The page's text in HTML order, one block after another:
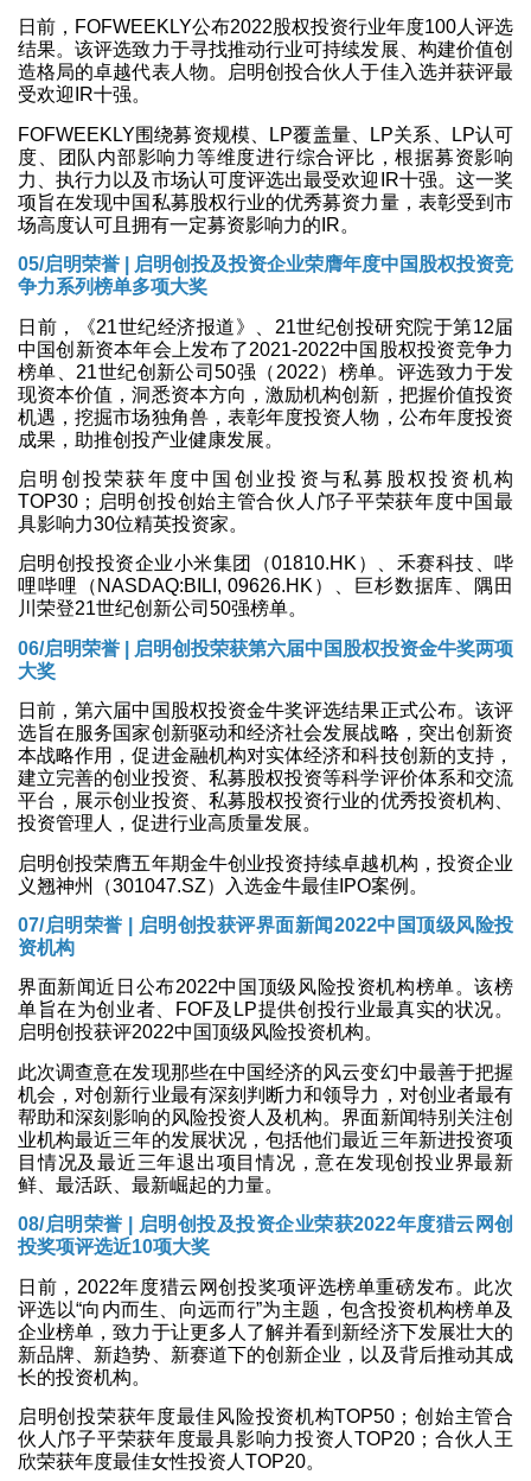
日前，FOFWEEKLY公布2022股权投资行业年度100人评选
结果。该评选致力于寻找推动行业可持续发展、构建价值创
造格局的卓越代表人物。启明创投合伙人于佳入选并获评最
受欢迎IR十强。
FOFWEEKLY围绕募资规模、LP覆盖量、LP关系、LP认可
度、团队内部影响力等维度进行综合评比，根据募资影响
力、执行力以及市场认可度评选出最受欢迎IR十强。这一奖
项旨在发现中国私募股权行业的优秀募资力量，表彰受到市
场高度认可且拥有一定募资影响力的IR。
05/启明荣誉 | 启明创投及投资企业荣膺年度中国股权投资竞
争力系列榜单多项大奖
日前，《21世纪经济报道》、21世纪创投研究院于第12届
中国创新资本年会上发布了2021-2022中国股权投资竞争力
榜单、21世纪创新公司50强（2022）榜单。评选致力于发
现资本价值，洞悉资本方向，激励机构创新，把握价值投资
机遇，挖掘市场独角兽，表彰年度投资人物，公布年度投资
成果，助推创投产业健康发展。
启明创投荣获年度中国创业投资与私募股权投资机构
TOP30；启明创投创始主管合伙人邝子平荣获年度中国最
具影响力30位精英投资家。
启明创投投资企业小米集团（01810.HK）、禾赛科技、哔
哩哔哩（NASDAQ:BILI, 09626.HK）、巨杉数据库、隅田
川荣登21世纪创新公司50强榜单。
06/启明荣誉 | 启明创投荣获第六届中国股权投资金牛奖两项
大奖
日前，第六届中国股权投资金牛奖评选结果正式公布。该评
选旨在服务国家创新驱动和经济社会发展战略，突出创新资
本战略作用，促进金融机构对实体经济和科技创新的支持，
建立完善的创业投资、私募股权投资等科学评价体系和交流
平台，展示创业投资、私募股权投资行业的优秀投资机构、
投资管理人，促进行业高质量发展。
启明创投荣膺五年期金牛创业投资持续卓越机构，投资企业
义翘神州（301047.SZ）入选金牛最佳IPO案例。
07/启明荣誉 | 启明创投获评界面新闻2022中国顶级风险投
资机构
界面新闻近日公布2022中国顶级风险投资机构榜单。该榜
单旨在为创业者、FOF及LP提供创投行业最真实的状况。
启明创投获评2022中国顶级风险投资机构。
此次调查意在发现那些在中国经济的风云变幻中最善于把握
机会，对创新行业最有深刻判断力和领导力，对创业者最有
帮助和深刻影响的风险投资人及机构。界面新闻特别关注创
业机构最近三年的发展状况，包括他们最近三年新进投资项
目情况及最近三年退出项目情况，意在发现创投业界最新
鲜、最活跃、最新崛起的力量。
08/启明荣誉 | 启明创投及投资企业荣获2022年度猎云网创
投奖项评选近10项大奖
日前，2022年度猎云网创投奖项评选榜单重磅发布。此次
评选以“向内而生、向远而行”为主题，包含投资机构榜单及
企业榜单，致力于让更多人了解并看到新经济下发展壮大的
新品牌、新趋势、新赛道下的创新企业，以及背后推动其成
长的投资机构。
启明创投荣获年度最佳风险投资机构TOP50；创始主管合
伙人邝子平荣获年度最具影响力投资人TOP20；合伙人王
欣荣获年度最佳女性投资人TOP20。